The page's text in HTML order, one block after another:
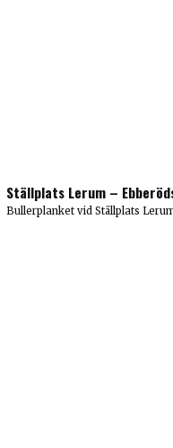
Ställplats Lerum –
Bullerplanket vid Ställplats